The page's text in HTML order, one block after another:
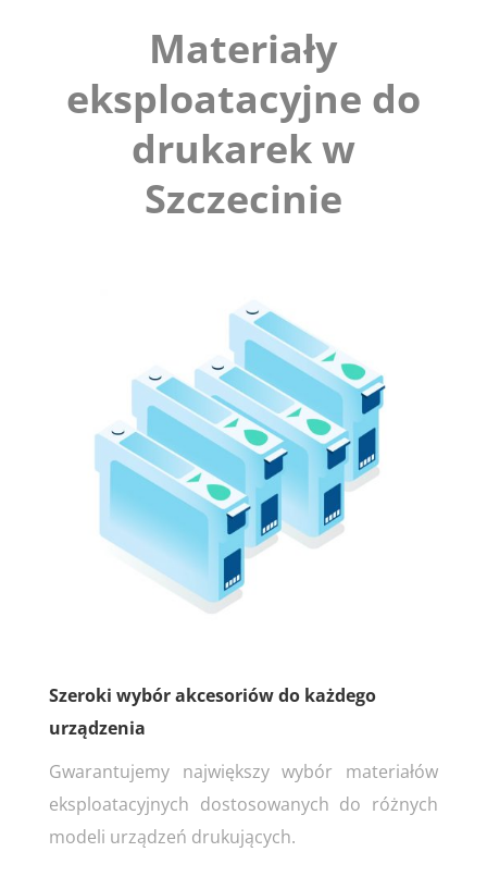
Materiały
eksploatacyjne do
drukarek w
Szczecinie
Szeroki wybór akcesoriów do każdego
urządzenia
Gwarantujemy największy wybór materiałów
eksploatacyjnych dostosowanych do różnych
modeli urządzeń drukujących.